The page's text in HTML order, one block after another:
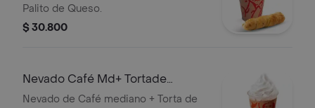
Palito de Queso.
$ 30.800
Nevado Café Md+ Tortade
Banano
Nevado de Café mediano + Torta de